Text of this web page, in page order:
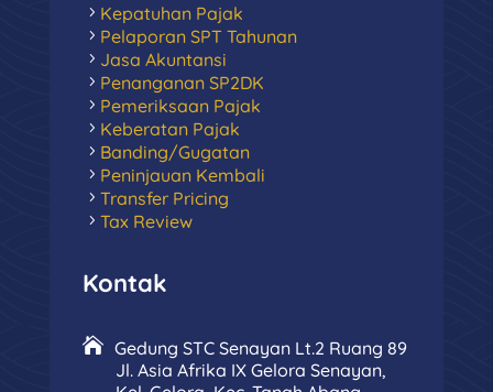
Kepatuhan Pajak
Pelaporan SPT Tahunan
Jasa Akuntansi
Penanganan SP2DK
Pemeriksaan Pajak
Keberatan Pajak
Banding/Gugatan
Peninjauan Kembali
Transfer Pricing
Tax Review
Kontak
Gedung STC Senayan Lt.2 Ruang 89
Jl. Asia Afrika IX Gelora Senayan,